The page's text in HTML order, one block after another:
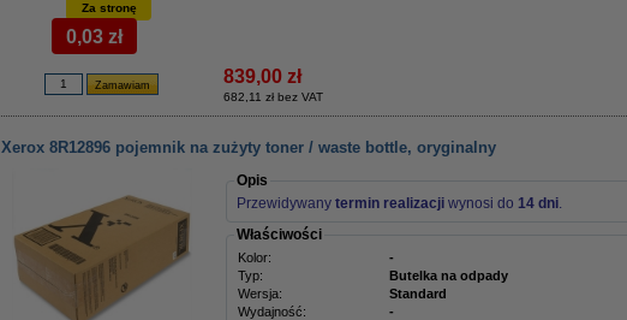
Za stronę
0,03 zł
839,00 zł
682,11 zł bez VAT
Xerox 8R12896 pojemnik na zużyty toner / waste bottle, oryginalny
Opis
Przewidywany termin realizacji wynosi do 14 dni.
Właściwości
Kolor: -
Typ:
Butelka na odpady
Wersja:
Standard
Wydajność:
-